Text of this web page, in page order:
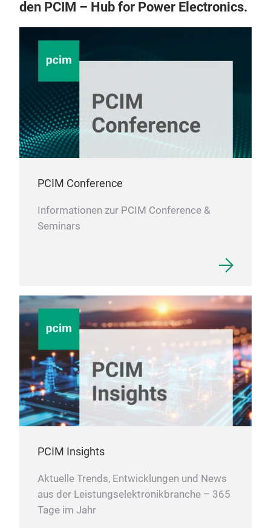
den PCIM – Hub for Power Electronics.
PCIM Conference
Informationen zur PCIM Conference &
Seminars
PCIM Insights
Aktuelle Trends, Entwicklungen und News
aus der Leistungselektronikbranche – 365
Tage im Jahr